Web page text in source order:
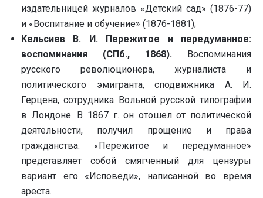
издательницей журналов «Детский сад» (1876-77)
и «Воспитание и обучение» (1876-1881);
Кельсиев В. И. Пережитое и передуманное:
воспоминания (СПб., 1868). Воспоминания
русского революционера, журналиста и
политического эмигранта, сподвижника А. И.
Герцена, сотрудника Вольной русской типографии
в Лондоне. В 1867 г. он отошел от политической
деятельности, получил прощение и права
гражданства. «Пережитое и передуманное»
представляет собой смягченный для цензуры
вариант его «Исповеди», написанной во время
ареста.